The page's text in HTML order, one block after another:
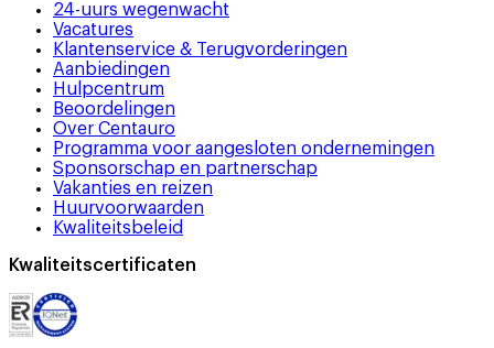
24-uurs wegenwacht
Vacatures
Klantenservice & Terugvorderingen
Aanbiedingen
Hulpcentrum
Beoordelingen
Over Centauro
Programma voor aangesloten ondernemingen
Sponsorschap en partnerschap
Vakanties en reizen
Huurvoorwaarden
Kwaliteitsbeleid
Kwaliteitscertificaten